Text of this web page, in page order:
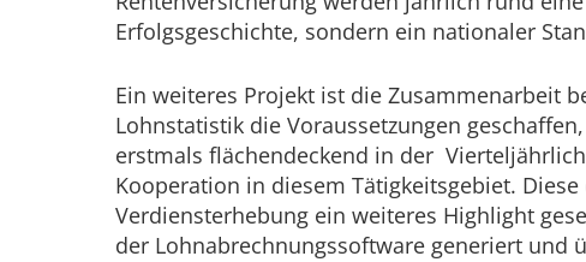
Erfolgsgeschichte, sondern ein nationaler
Ein weiteres Projekt ist die Zusammenarbeit
Lohnstatistik die Voraussetzungen
erstmals flächendeckend in der
Kooperation in diesem Tätigkeitsgebiet.
Verdiensterhebung ein weiteres Highlight
der Lohnabrechnungssoftware generiert und